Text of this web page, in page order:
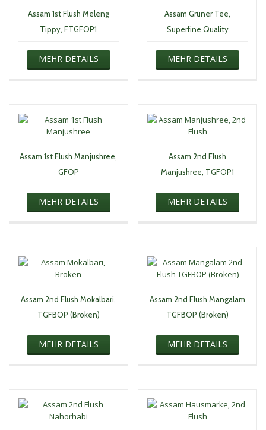
Assam 1st Flush Meleng
Tippy, FTGFOP1
MEHR DETAILS
Assam Grüner Tee,
Superfine Quality
MEHR DETAILS
Assam 1st Flush Manjushree,
GFOP
MEHR DETAILS
Assam 2nd Flush
Manjushree, TGFOP1
MEHR DETAILS
Assam 2nd Flush Mokalbari,
TGFBOP (Broken)
MEHR DETAILS
Assam 2nd Flush Mangalam
TGFBOP (Broken)
MEHR DETAILS